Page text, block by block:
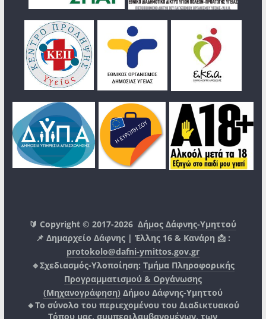
🔰 Copyright © 2017-2026Δήμος Δάφνης-Υμηττού
📌 Δημαρχείο Δάφνης | Έλλης 16 & Κανάρη 📩 :
protokolo@dafni-ymittos.gov.gr
🔹Σχεδιασμός-Υλοποίηση: Τμήμα Πληροφορικής
Προγραμματισμού & Οργάνωσης
(Μηχανογράφηση) Δήμου Δάφνης-Υμηττού
🔸Το σύνολο του περιεχομένου του Διαδικτυακού
Τόπου μας, συμπεριλαμβανομένων, των